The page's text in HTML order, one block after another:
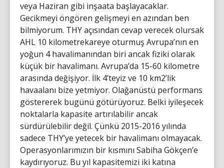
veya Haziran gibi inşaata başlayacaklar.
Gecikmeyi öngören gelişmeyi en azından ben
bilmiyorum. THY açısından cevap verecek olursak
AHL 10 kilometrekareye oturmuş Avrupa’nın en
yoğun 4 havalimanından biri ancak fiziki olarak
küçük bir havalimanı. Avrupa’da 15-60 kilometre
arasında değişiyor. İlk 4’teyiz ve 10 km2’lik
havaalanı bize yetmiyor. Olağanüstü performans
göstererek bugünü götürüyoruz. Belki iyileşecek
noktalarla kapasite artırılabilir ancak
sürdürülebilir değil. Çünkü 2015-2016 yılında
sadece THY’ye yetecek bir havalimanı olmayacak.
Operasyonlarımızın bir kısmını Sabiha Gökçen’e
kaydırıyoruz. Bu yıl kapasitemizi iki katına